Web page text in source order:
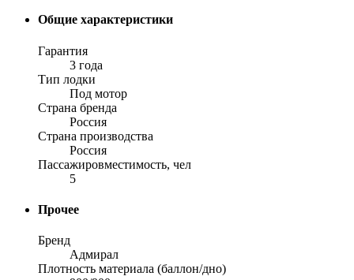
Общие характеристики
Гарантия
3 года
Тип лодки
Под мотор
Страна бренда
Россия
Страна производства
Россия
Пассажировместимость, чел
5
Прочее
Бренд
Адмирал
Плотность материала (баллон/дно)